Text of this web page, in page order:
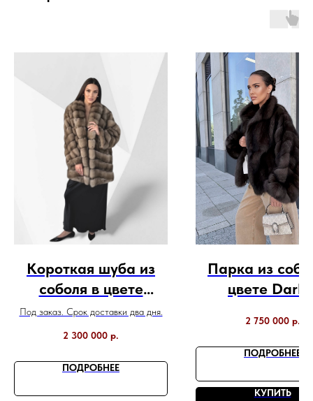
Короткая шуба из
соболя в цвете
Lavander
Под заказ. Срок доставки два дня.
2 300 000 р.
ПОДРОБНЕЕ
Парка из
цвете Dark
2 750 000 р.
ПОДРОБНЕЕ
КУПИТЬ